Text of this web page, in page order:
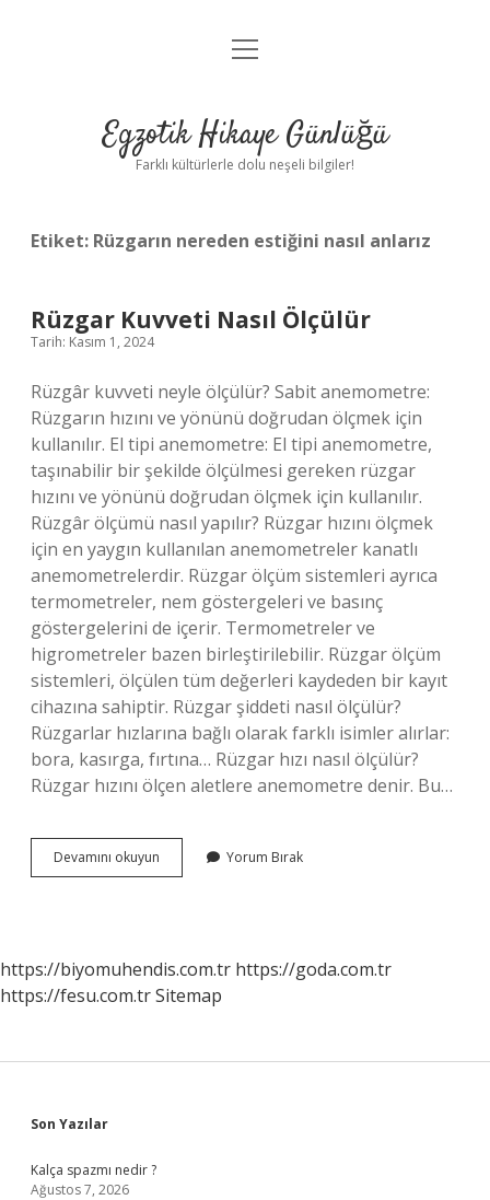
Anasayfa
Yasal Uyarı
menüyü
Egzotik Hikaye Günlüğü
Farklı kültürlerle dolu neşeli bilgiler!
Etiket: Rüzgarın nereden estiğini nasıl anlarız
Rüzgar Kuvveti Nasıl Ölçülür
Tarih: Kasım 1, 2024
Rüzgâr kuvveti neyle ölçülür? Sabit anemometre:
Rüzgarın hızını ve yönünü doğrudan ölçmek için
kullanılır. El tipi anemometre: El tipi anemometre,
taşınabilir bir şekilde ölçülmesi gereken rüzgar
hızını ve yönünü doğrudan ölçmek için kullanılır.
Rüzgâr ölçümü nasıl yapılır? Rüzgar hızını ölçmek
için en yaygın kullanılan anemometreler kanatlı
anemometrelerdir. Rüzgar ölçüm sistemleri ayrıca
termometreler, nem göstergeleri ve basınç
göstergelerini de içerir. Termometreler ve
higrometreler bazen birleştirilebilir. Rüzgar ölçüm
sistemleri, ölçülen tüm değerleri kaydeden bir kayıt
cihazına sahiptir. Rüzgar şiddeti nasıl ölçülür?
Rüzgarlar hızlarına bağlı olarak farklı isimler alırlar:
bora, kasırga, fırtına… Rüzgar hızı nasıl ölçülür?
Rüzgar hızını ölçen aletlere anemometre denir. Bu…
Devamını okuyun
Kuvveti
Yorum Bırak
https://biyomuhendis.com.tr https://goda.com.tr
https://fesu.com.trSitemap
Sidebar
Son Yazılar
Kalça spazmı nedir ?
Ağustos 7, 2026